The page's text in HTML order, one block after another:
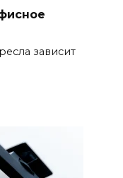
зависит